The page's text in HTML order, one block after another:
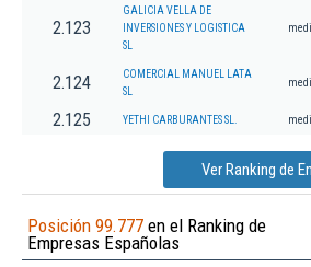
2.123
GALICIA VELLA DE
INVERSIONES Y LOGISTICA
SL
2.124
COMERCIAL MANUEL LATA
SL
2.125 YETHI CARBURANTES SL.
Ver Ranking de
Posición 99.777 en el Ranking de
Empresas Españolas